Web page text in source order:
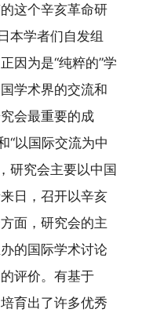
这个辛亥革命研
本学者们自发组
因为是“纯粹的”学
学术界的交流和
会最重要的成
“以国际交流为中
研究会主要以中国
日，召开以辛亥
面，研究会的主
的国际学术讨论
评价。有基于
育出了许多优秀